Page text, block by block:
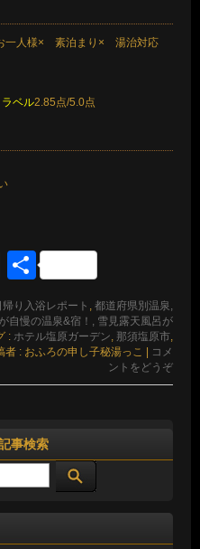
一人様× 素泊まり× 湯治対応
ベル2.85点/5.0点
Email
共
有
帰り入浴レポート , 都道府県別温泉,
自慢の温泉&宿！, 雪見露天風呂が
: ホテル塩原ガーデン, 那須塩原市,
者 : おふろの申し子秘湯っこ
コメ
ントをどうぞ
事検索